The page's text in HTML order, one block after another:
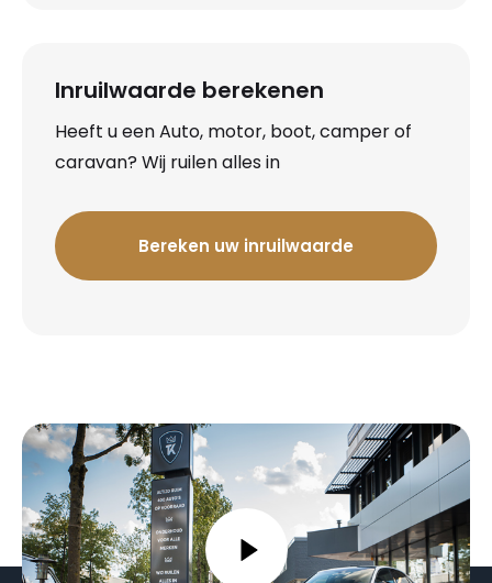
Inruilwaarde berekenen
Heeft u een Auto, motor, boot, camper of
caravan? Wij ruilen alles in
Bereken uw inruilwaarde